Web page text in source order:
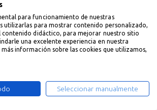
para funcionamiento de nuestras
utilizarlas para mostrar contenido personalizado,
didáctico, para mejorar nuestro sitio
una excelente experiencia en nuestra
información sobre las cookies que utilizamos,
Seleccionar manualmente